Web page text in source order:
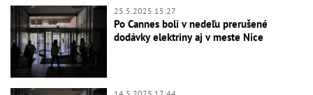
25.5.2025 15:27
Po Cannes boli v nedeľu prerušené
dodávky elektriny aj v meste Nice